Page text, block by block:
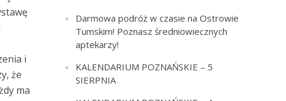
i
że
ma
Darmowa podróż w czasie na Ostrowie
Tumskim! Poznasz średniowiecznych
aptekarzy!
KALENDARIUM POZNAŃSKIE – 5
SIERPNIA